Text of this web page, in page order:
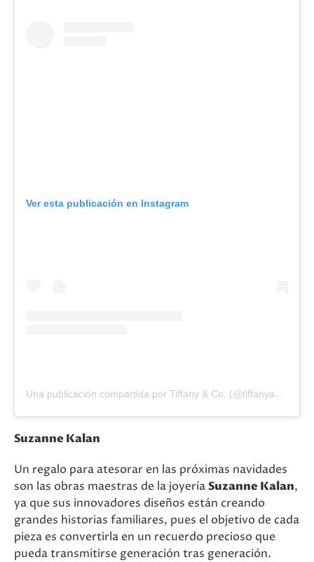
Ver esta publicación en Instagram
Suzanne Kalan
Un regalo para atesorar en las próximas navidades
son las obras maestras de la joyeríaSuzanne Kalan,
ya que sus innovadores diseños están creando
grandes historias familiares, pues el objetivo de cada
pieza es convertirla en un recuerdo precioso que
pueda transmitirse generación tras generación.